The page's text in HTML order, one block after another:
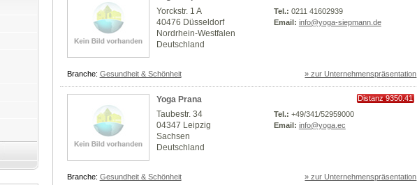
Yorckstr. 1 A
40476 Düsseldorf
Nordrhein-Westfalen
Deutschland
Tel.: 0211 41602939
Email: info@yoga-siepmann.de
Branche: Gesundheit & Schönheit » zur Unternehmenspräsentation
Yoga Prana
Distanz 9350.41
Taubestr. 34
04347 Leipzig
Sachsen
Deutschland
Tel.: +49/341/52959000
Email: info@yoga.ec
Branche: Gesundheit & Schönheit » zur Unternehmenspräsentation